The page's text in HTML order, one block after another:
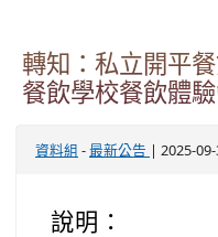
轉知：私立開平
餐飲學校餐飲體驗
資料組 - 最新公告 | 2025-
說明：